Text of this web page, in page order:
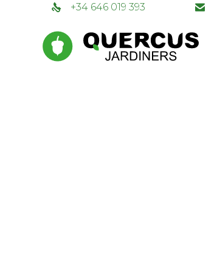
+34 646 019 393